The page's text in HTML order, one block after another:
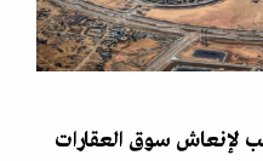
لإنعاش سوق العقارات